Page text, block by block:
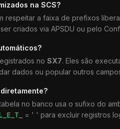
na SCS?
respeitar a faixa de prefixos
criados via APSDU ou pelo
no SX7. Eles são
dados ou popular outros
no banco usa o sufixo do
= ' ' para excluir registros